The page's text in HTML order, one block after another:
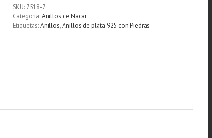
diseño
filigrana
vintage
SKU: 7518-7
Categoría:Anillos de Nacar
Etiquetas:Anillos,Anillos de plata 925 con Piedras